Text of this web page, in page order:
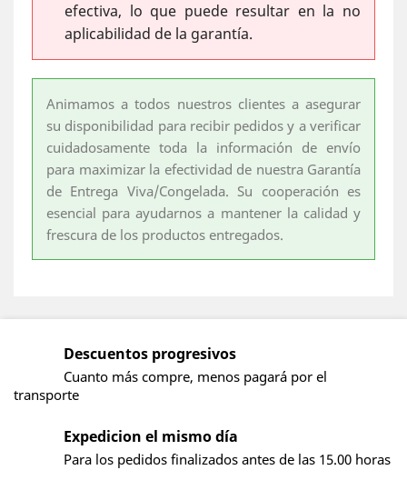
efectiva, lo que puede resultar en la no
aplicabilidad de la garantía.
Animamos a todos nuestros clientes a asegurar
su disponibilidad para recibir pedidos y a verificar
cuidadosamente toda la información de envío
para maximizar la efectividad de nuestra Garantía
de Entrega Viva/Congelada. Su cooperación es
esencial para ayudarnos a mantener la calidad y
frescura de los productos entregados.
Descuentos progresivos
Cuanto más compre, menos pagará por el
transporte
Expedicion el mismo día
Para los pedidos finalizados antes de las 15.00 horas